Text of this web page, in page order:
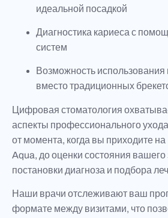
идеальной посадкой
Диагностика кариеса с
систем
Возможность использования
вместо традиционных
Цифровая стоматология
аспекты профессионального
от момента, когда вы приходите
Aqua, до оценки состояния вашего
постановки диагноза и подбора
Наши врачи отслеживают ваш
формате между визитами, что